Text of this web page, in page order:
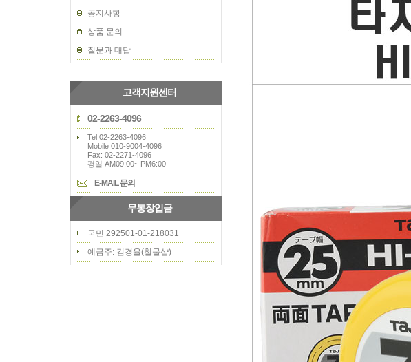
공지사항
상품 문의
질문과 대답
고객지원센터
02-2263-4096
Tel 02-2263-4096
Mobile 010-9004-4096
Fax: 02-2271-4096
평일 AM09:00~ PM6:00
E-MAIL 문의
무통장입금
국민 292501-01-218031
예금주: 김경율(철물샵)